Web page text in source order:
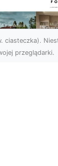
przeglądarki.